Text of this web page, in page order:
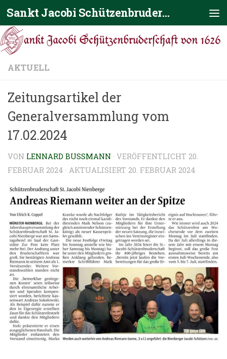
Zum Inhalt springen Sankt Jacobi Schützenbruderschaft von 1626
AKTUELL
Zeitungsartikel der
Generalversammlung vom
17.02.2024
VON LENNARD BUSSMANN · VERÖFFENTLICHT 20.
FEBRUAR 2024 · AKTUALISIERT 20. FEBRUAR 2024